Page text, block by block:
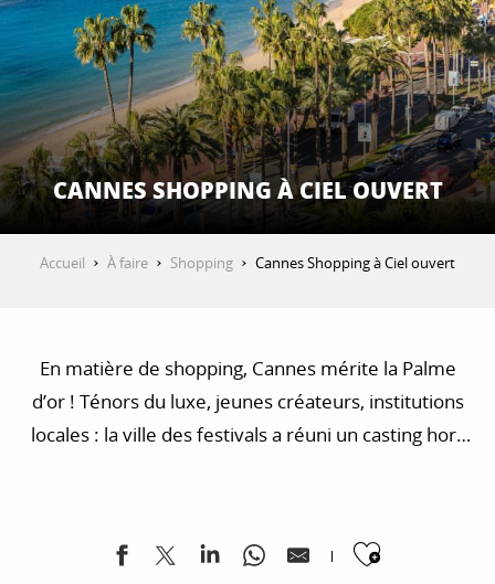
SÉJOURNER
CANNES SHOPPING À CIEL OUVERT
Accueil À faire Shopping Cannes Shopping à Ciel ouvert
En matière de shopping, Cannes mérite la Palme
d’or ! Ténors du luxe, jeunes créateurs, institutions
locales : la ville des festivals a réuni un casting hors
de luxe au m² !